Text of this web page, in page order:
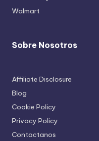
Walmart
Sobre Nosotros
Affiliate Disclosure
Blog
Cookie Policy
Privacy Policy
Contactanos